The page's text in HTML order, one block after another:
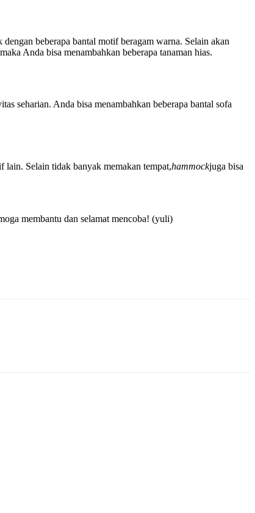
beberapa bantal motif beragam warna. Selain akan
Anda bisa menambahkan beberapa tanaman hias.
seharian. Anda bisa menambahkan beberapa bantal sofa
lain. Selain tidak banyak memakan tempat,hammockjuga bisa
membantu dan selamat mencoba! (yuli)